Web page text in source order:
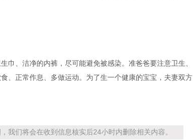
巾、洁净的内裤，尽可能避免被感染。准爸爸要注意卫生、
、正常作息、多做运动。为了生一个健康的宝宝，夫妻双方
我们将会在收到信息核实后24小时内删除相关内容。